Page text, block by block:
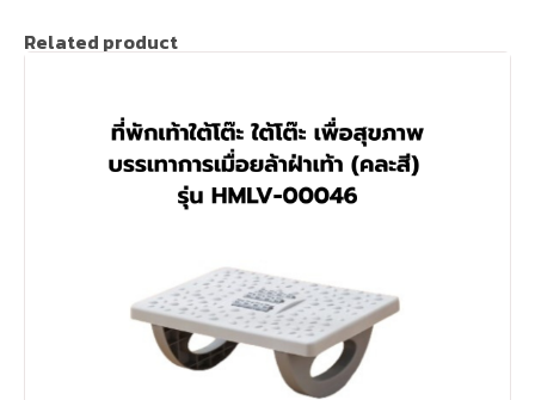
Related product